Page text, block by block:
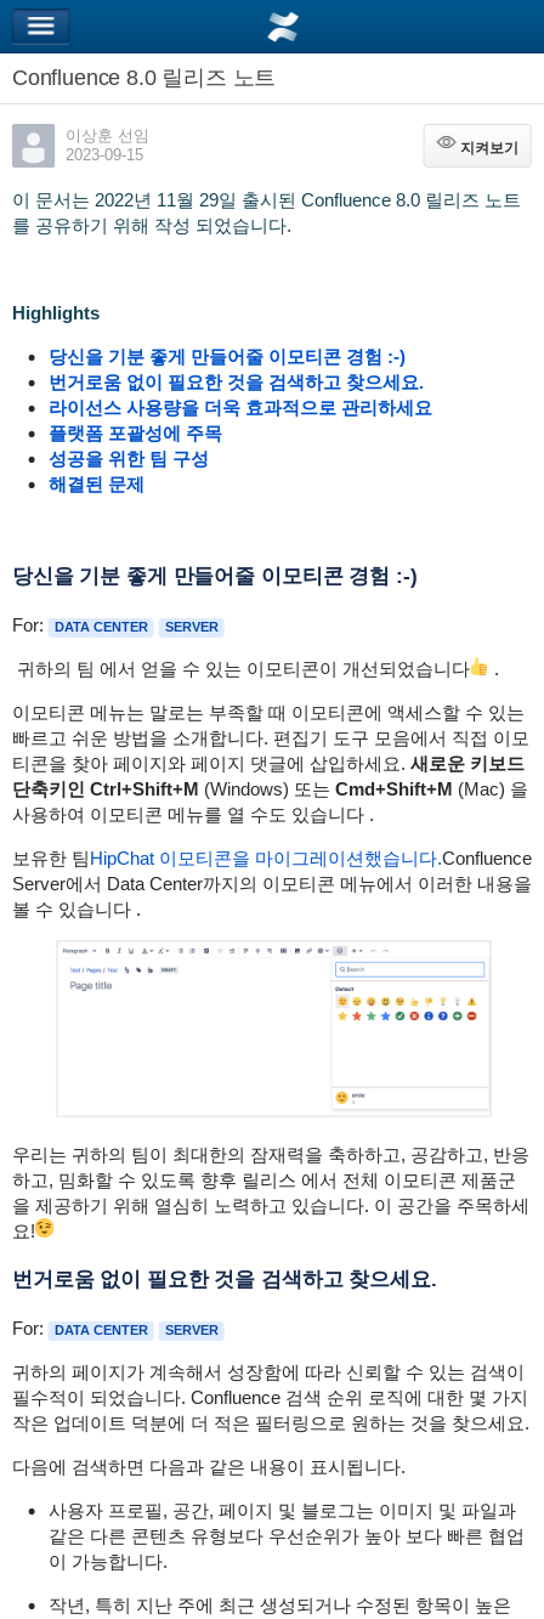
Confluence 8.0 릴리즈 노트
이상훈 선임
2023-09-15
지켜보기
지켜보기
이 문서는 2022년 11월 29일 출시된 Confluence 8.0 릴리즈 노트
를 공유하기 위해 작성 되었습니다.
Highlights
당신을 기분 좋게 만들어줄 이모티콘 경험 :-)
번거로움 없이 필요한 것을 검색하고 찾으세요.
라이선스 사용량을 더욱 효과적으로 관리하세요
플랫폼 포괄성에 주목
성공을 위한 팀 구성
해결된 문제
당신을 기분 좋게 만들어줄 이모티콘 경험 :-)
For: DATA CENTER SERVER
귀하의 팀 에서 얻을 수 있는 이모티콘이 개선되었습니다 .
이모티콘 메뉴는 말로는 부족할 때 이모티콘에 액세스할 수 있는
빠르고 쉬운 방법을 소개합니다. 편집기 도구 모음에서 직접 이모
티콘을 찾아 페이지와 페이지 댓글에 삽입하세요. 새로운 키보드
단축키인 Ctrl+Shift+M (Windows) 또는 Cmd+Shift+M (Mac) 을
사용하여 이모티콘 메뉴를 열 수도 있습니다 .
보유한 팀HipChat 이모티콘을 마이그레이션했습니다.Confluence
Server에서 Data Center까지의 이모티콘 메뉴에서 이러한 내용을
볼 수 있습니다 .
우리는 귀하의 팀이 최대한의 잠재력을 축하하고, 공감하고, 반응
하고, 밈화할 수 있도록 향후 릴리스 에서 전체 이모티콘 제품군
을 제공하기 위해 열심히 노력하고 있습니다. 이 공간을 주목하세
요!
번거로움 없이 필요한 것을 검색하고 찾으세요.
For: DATA CENTER SERVER
귀하의 페이지가 계속해서 성장함에 따라 신뢰할 수 있는 검색이
필수적이 되었습니다. Confluence 검색 순위 로직에 대한 몇 가지
작은 업데이트 덕분에 더 적은 필터링으로 원하는 것을 찾으세요.
다음에 검색하면 다음과 같은 내용이 표시됩니다.
사용자 프로필, 공간, 페이지 및 블로그는 이미지 및 파일과
같은 다른 콘텐츠 유형보다 우선순위가 높아 보다 빠른 협업
이 가능합니다.
작년, 특히 ​​지난 주에 최근 생성되거나 수정된 ​​항목이 높은